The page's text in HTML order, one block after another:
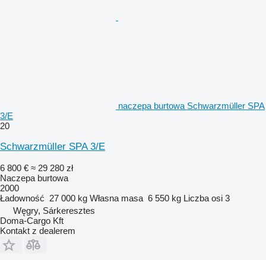
naczepa burtowa Schwarzmüller SPA
3/E
20
Schwarzmüller SPA 3/E
6 800 € ≈ 29 280 zł
Naczepa burtowa
2000
Ładowność 27 000 kg Własna masa 6 550 kg Liczba osi 3
Węgry, Sárkeresztes
Doma-Cargo Kft
Kontakt z dealerem